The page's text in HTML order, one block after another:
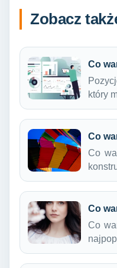
Zobacz
Co
który
Co
Co
Co
Co